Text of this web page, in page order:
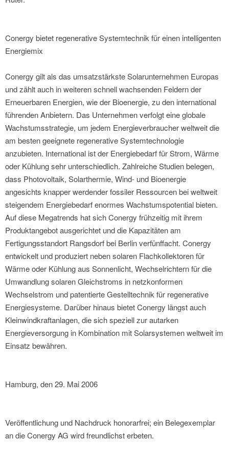
Conergy bietet regenerative Systemtechnik für einen intelligenten
Energiemix
Conergy gilt als das umsatzstärkste Solarunternehmen Europas
und zählt auch in weiteren schnell wachsenden Feldern der
Erneuerbaren Energien, wie der Bioenergie, zu den international
führenden Anbietern. Das Unternehmen verfolgt eine globale
Wachstumsstrategie, um jedem Energieverbraucher weltweit die
am besten geeignete regenerative Systemtechnologie
anzubieten. International ist der Energiebedarf für Strom, Wärme
oder Kühlung sehr unterschiedlich. Zahlreiche Studien belegen,
dass Photovoltaik, Solarthermie, Wind- und Bioenergie
angesichts knapper werdender fossiler Ressourcen bei weltweit
steigendem Energiebedarf enormes Wachstumspotential bieten.
Auf diese Megatrends hat sich Conergy frühzeitig mit ihrem
Produktangebot ausgerichtet und die Kapazitäten am
Fertigungsstandort Rangsdorf bei Berlin verfünffacht. Conergy
entwickelt und produziert neben solaren Flachkollektoren für
Wärme oder Kühlung aus Sonnenlicht, Wechselrichtern für die
Umwandlung solaren Gleichstroms in netzkonformen
Wechselstrom und patentierte Gestelltechnik für regenerative
Energiesysteme. Darüber hinaus bietet Conergy längst auch
Kleinwindkraftanlagen, die sich speziell zur autarken
Energieversorgung in Kombination mit Solarsystemen weltweit im
Einsatz bewähren.
Hamburg, den 29. Mai 2006
Veröffentlichung und Nachdruck honorarfrei; ein Belegexemplar
an die Conergy AG wird freundlichst erbeten.